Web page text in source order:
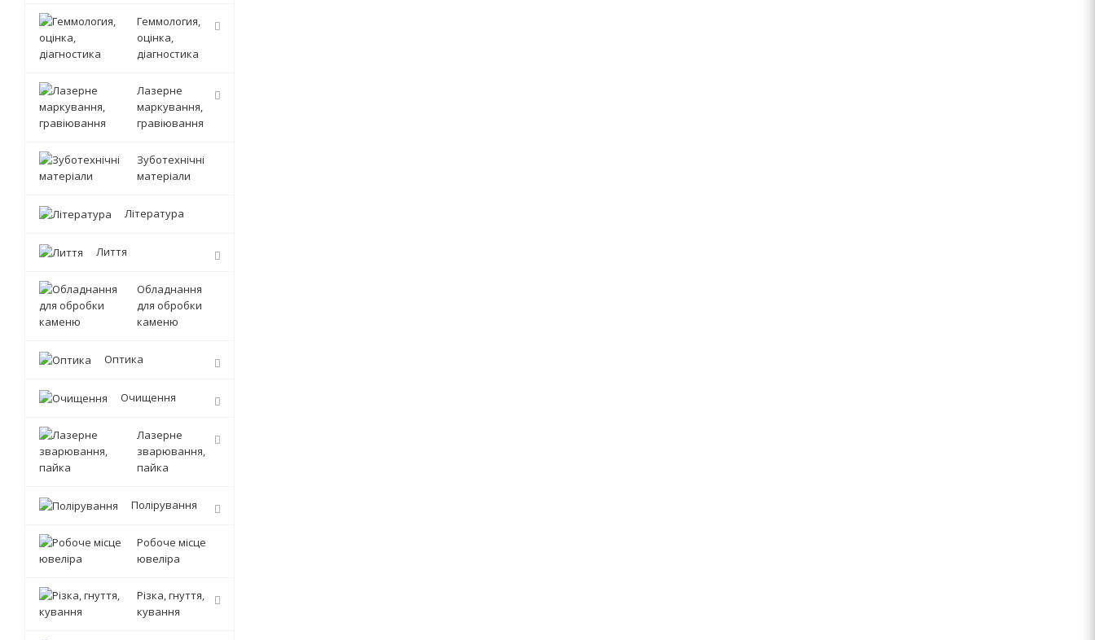
Геммология,
оцінка,
діагностика
Лазерне
маркування,
гравіювання
Зуботехнічні
матеріали
Література
Лиття
Обладнання
для обробки
каменю
Оптика
Очищення
Лазерне
зварювання,
пайка
Полірування
Робоче місце
ювеліра
Різка, гнуття,
кування